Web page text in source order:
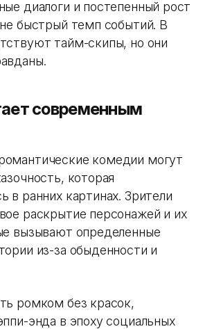
диалоги и постепенный рост
быстрый темп событий. В
тайм-скипы, но они
современным
комедии могут
которая
в ранних картинах. Зрители
раскрытие персонажей и их
вызывают определенные
из-за обыденности и
ромком без красок,
энда в эпоху социальных